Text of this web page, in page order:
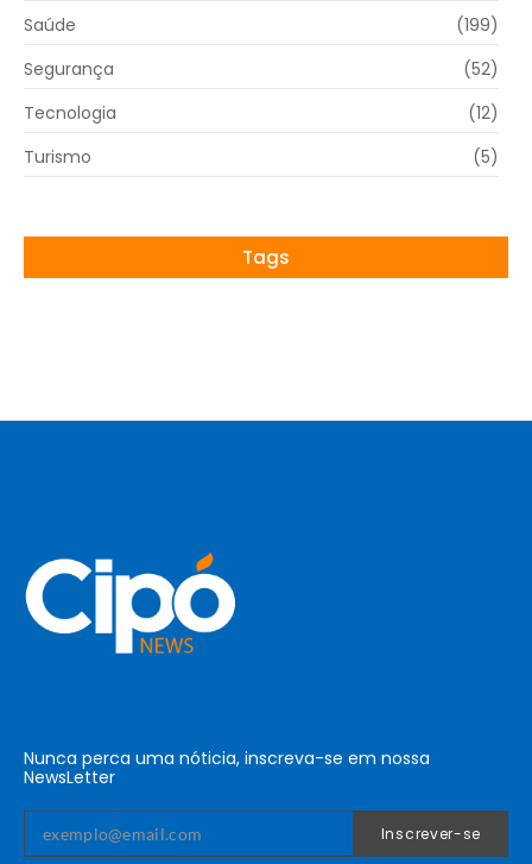
Saúde
(199)
Segurança
(52)
Tecnologia
(12)
Turismo
(5)
Tags
Nunca perca uma nóticia, inscreva-se em nossa
NewsLetter
Inscrever-se